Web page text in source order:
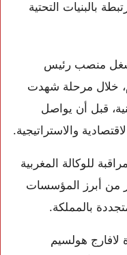
بالبنيات التحتية
شغل منصب رئيس
، خلال مرحلة شهدت
قبل أن يواصل
والاستراتيجية.
للوكالة المغربية
من أبرز المؤسسات
بالمملكة.
لافارج هولسيم